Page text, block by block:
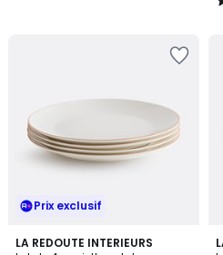
/
Prix exclusif
LA REDOUTE INTERIEURS
4,5
3